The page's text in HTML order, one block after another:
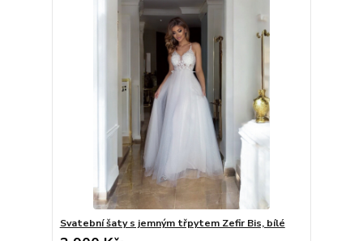
Svatební šaty s jemným třpytem Zefir Bis, bílé